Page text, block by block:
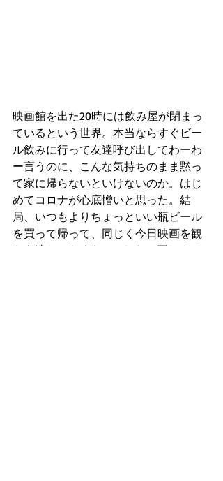
映画館を出た20時には飲み屋が閉まっ
ているという世界。本当ならすぐビー
ル飲みに行って友達呼び出してわーわ
ー言うのに、こんな気持ちのまま黙っ
て家に帰らないといけないのか。はじ
めてコロナが心底憎いと思った。結
局、いつもよりちょっといい瓶ビール
を買って帰って、同じく今日映画を観
た友達とひらすらLINEした。同じタイ